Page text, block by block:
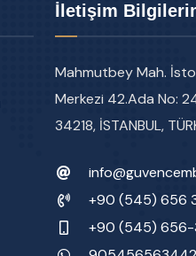
İletişim
Mahmutbey Mah.
Merkezi 42.Ada No:
34218, İSTANBUL,
+90 (545) 656
+90 (545)